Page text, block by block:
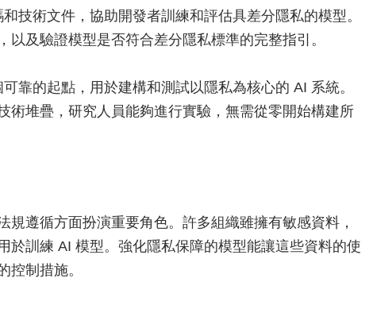
技術文件，協助開發者訓練和評估具差分隱私的模型。
及驗證模型是否符合差分隱私標準的完整指引。
靠的起點，用於建構和測試以隱私為核心的 AI 系統。
術堆疊，研究人員能夠進行實驗，無需從零開始構建所
遵循方面扮演重要角色。許多組織雖擁有敏感資料，
於訓練 AI 模型。強化隱私保障的模型能讓這些資料的使
控制措施。